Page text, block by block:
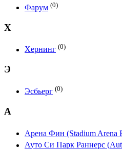
Фарум (0)
Х
Хернинг (0)
Э
Эсбьерг (0)
А
Арена Фин (Stadium Arena
Ауто Си Парк Раннерс